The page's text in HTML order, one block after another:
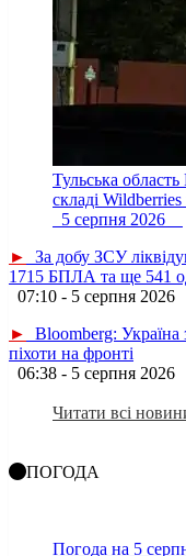
Тульська область
складі
5 серпня 2026
►
За добу ЗСУ
1715 БПЛА та ще 541
07:10 - 5 серпня 2026
►
Bloomberg: Україна
піхоти на фронті
06:38 - 5 серпня 2026
Читати всі
ПОГОДА
Погода на 5